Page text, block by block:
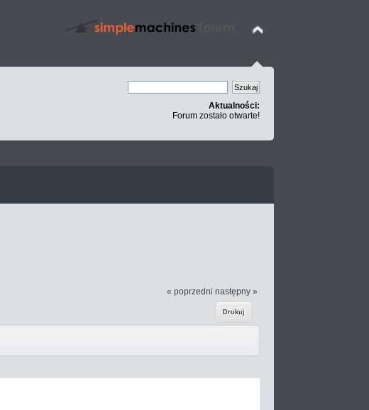
Aktualności:
Forum zostało otwarte!
« poprzedni następny »
Drukuj